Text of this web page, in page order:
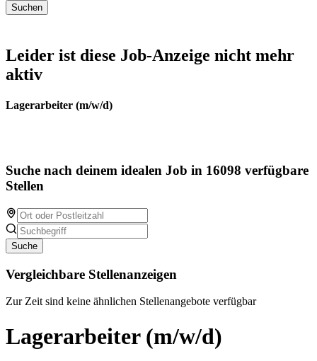
Leider ist diese Job-Anzeige nicht mehr
aktiv
Lagerarbeiter (m/w/d)
Suche nach deinem idealen Job in 16098 verfügbare
Stellen
Suche
Vergleichbare Stellenanzeigen
Zur Zeit sind keine ähnlichen Stellenangebote verfügbar
Lagerarbeiter (m/w/d)